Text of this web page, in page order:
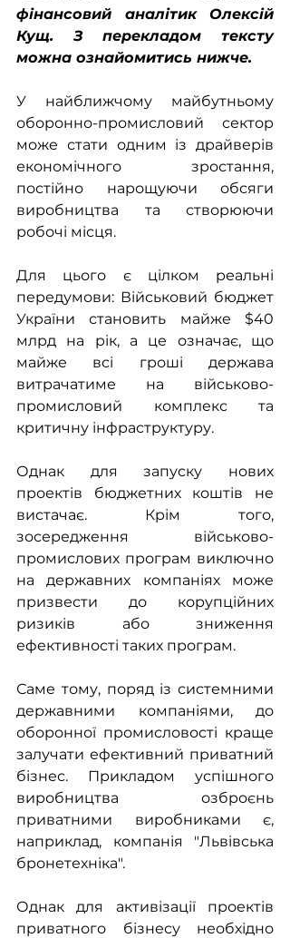
фінансовий аналітик Олексій
Кущ. З перекладом тексту
можна ознайомитись нижче.
У найближчому майбутньому
оборонно-промисловий сектор
може стати одним із драйверів
економічного зростання,
постійно нарощуючи обсяги
виробництва та створюючи
робочі місця.
Для цього є цілком реальні
передумови: Військовий бюджет
України становить майже $40
млрд на рік, а це означає, що
майже всі гроші держава
витрачатиме на військово-
промисловий комплекс та
критичну інфраструктуру.
Однак для запуску нових
проектів бюджетних коштів не
вистачає. Крім того,
зосередження військово-
промислових програм виключно
на державних компаніях може
призвести до корупційних
ризиків або зниження
ефективності таких програм.
Саме тому, поряд із системними
державними компаніями, до
оборонної промисловості краще
залучати ефективний приватний
бізнес. Прикладом успішного
виробництва озброєнь
приватними виробниками є,
наприклад, компанія "Львівська
бронетехніка".
Однак для активізації проектів
приватного бізнесу необхідно